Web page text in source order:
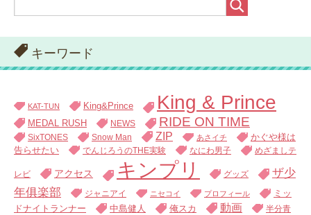
キーワード
KAT-TUN King&Prince King & Prince
MEDAL RUSH NEWS RIDE ON TIME
SixTONES Snow Man ZIP あさイチ
かぐや様は
告らせたい
でんじろうのTHE実験 なにわ男子 めざましテ
レビ アクセス キンプリ グッズ
ザ少
年俱楽部
ジャニアイ ニセコイ プロフィール
ミッ
ドナイトランナー
中島健人 俺スカ 動画
半分青